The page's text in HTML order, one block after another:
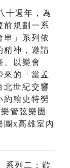
十週年，為
前規劃一系
串」系列依
精神，邀請
、以樂會
來的「當孟
北世紀交響
約翰史特勞
管弦樂團
團x高雄室內